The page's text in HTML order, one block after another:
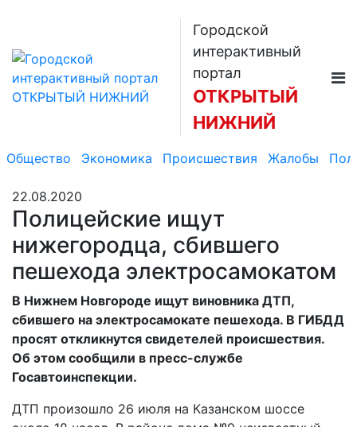
Городской
интерактивный
портал
ОТКРЫТЫЙ
НИЖНИЙ
Общество Экономика Происшествия Жалобы
22.08.2020
Полицейские ищут
нижегородца, сбившего
пешехода электросамокатом
В Нижнем Новгороде ищут виновника ДТП,
сбившего на электросамокате пешехода. В ГИБДД
просят откликнутся свидетелей происшествия.
Об этом сообщили в пресс-службе
Госавтоинспекции.
ДТП произошло 26 июля на Казанском шоссе